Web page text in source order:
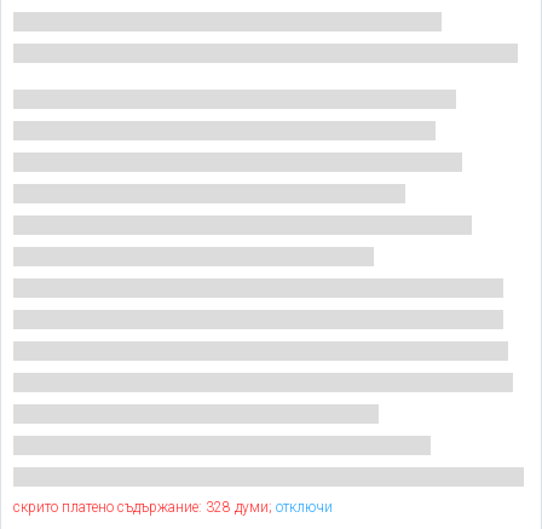
скрито платено съдържание: 328 думи; отключи